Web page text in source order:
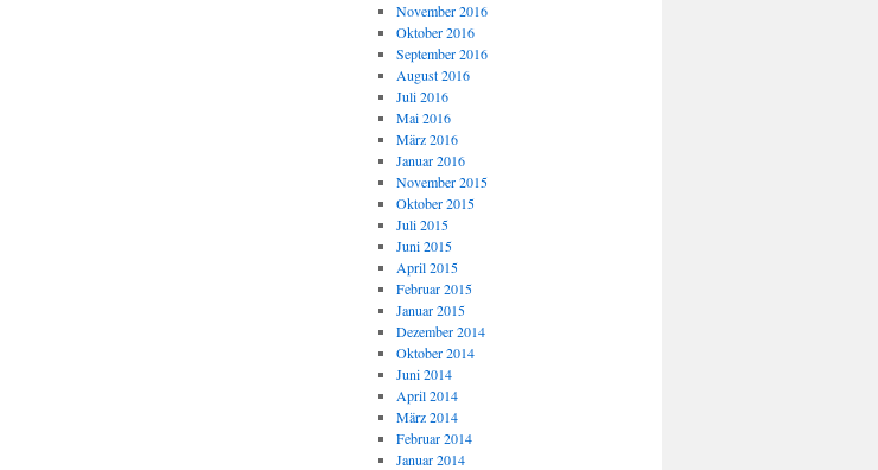
November 2016
Oktober 2016
September 2016
August 2016
Juli 2016
Mai 2016
März 2016
Januar 2016
November 2015
Oktober 2015
Juli 2015
Juni 2015
April 2015
Februar 2015
Januar 2015
Dezember 2014
Oktober 2014
Juni 2014
April 2014
März 2014
Februar 2014
Januar 2014